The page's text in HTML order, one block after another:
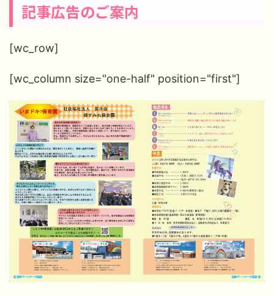
記事広告のご案内
[wc_row]
[wc_column size="one-half" position="first"]